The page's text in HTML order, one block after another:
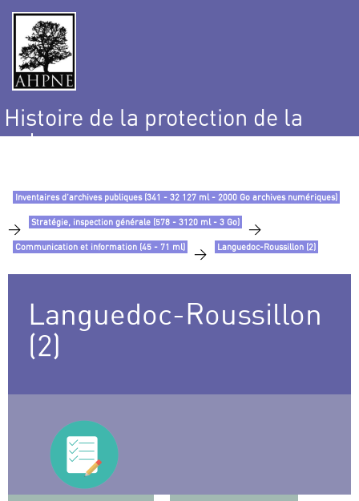
Histoire de la protection de la
nature
Inventaires d’archives publiques (341 - 32 127 ml - 2000 Go archives numériques)
> Stratégie, inspection générale (578 - 3120 ml - 3 Go) >
Communication et information (45 - 71 ml) > Languedoc-Roussillon (2)
Languedoc-Roussillon
(2)